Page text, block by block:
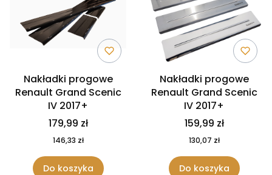
Nakładki progowe
Renault Grand Scenic
IV 2017+
179,99 zł
146,33 zł
Do koszyka
Nakładki progowe
Renault Grand Scenic
IV 2017+
159,99 zł
130,07 zł
Do koszyka